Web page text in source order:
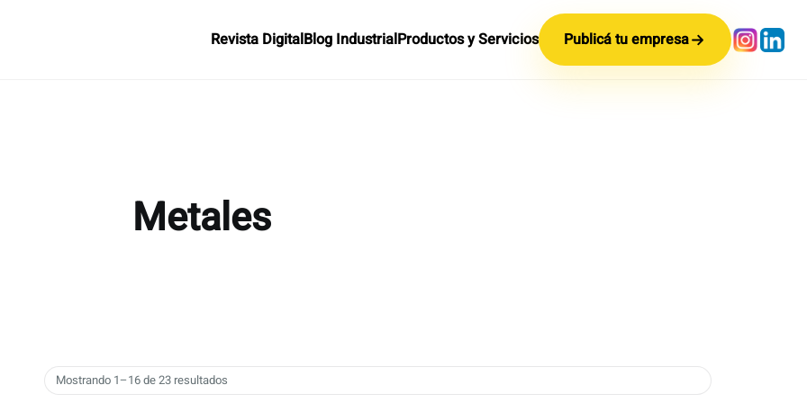
Revista DigitalBlog IndustrialProductos y Servicios Publicá tu empresa
Metales
Mostrando 1–16 de 23 resultados